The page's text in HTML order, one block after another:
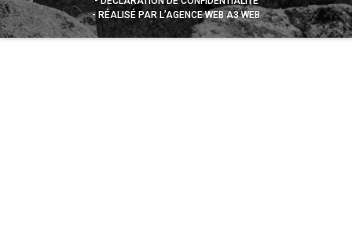
RÉALISÉ PAR L’AGENCE WEB A3 WEB